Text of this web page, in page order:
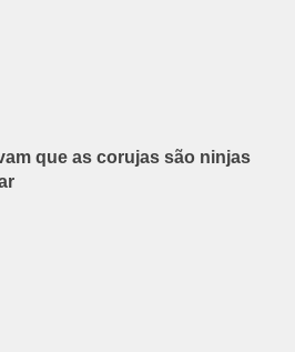
que as corujas são ninjas